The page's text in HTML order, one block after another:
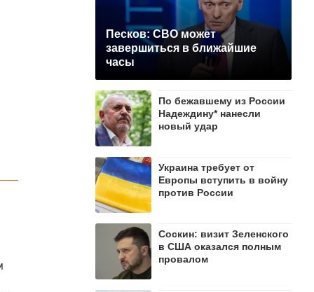
Песков: СВО может
завершиться в ближайшие
часы
По бежавшему из России
Надеждину* нанесли
новый удар
Украина требует от
Европы вступить в войну
против России
Соскин: визит Зеленского
в США оказался полным
провалом